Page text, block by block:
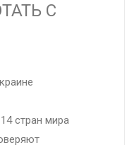
С
стран мира